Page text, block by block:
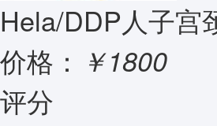
Hela/DDP人子宫
价格： ￥1800
评分